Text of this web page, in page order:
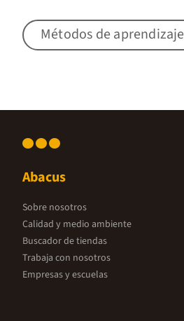
Métodos de aprendizaje
Abacus
Sobre nosotros
Calidad y medio ambiente
Buscador de tiendas
Trabaja con nosotros
Empresas y escuelas